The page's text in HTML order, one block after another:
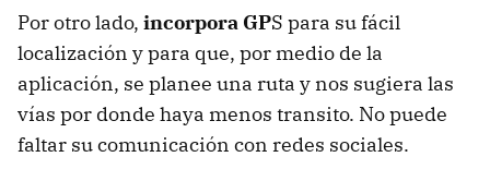
Por otro lado, incorpora GPS para su fácil
localización y para que, por medio de la
aplicación, se planee una ruta y nos sugiera las
vías por donde haya menos transito. No puede
faltar su comunicación con redes sociales.